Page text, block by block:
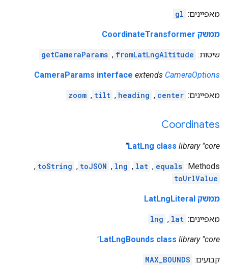
מאפיינים: gl
ממשק CoordinateTransformer
שיטות: fromLatLngAltitude
,
getCameraParams
CameraParams interface extends CameraOptions
מאפיינים: center
,
heading
,
tilt
,
zoom
Coordinates
LatLng class library "core"
Methods:
equals
,
lat
,
lng
,
toJSON
,
toString
,
toUrlValue
ממשק LatLngLiteral
מאפיינים: lat
,
lng
LatLngBounds class library "core"
קבועים: MAX_BOUNDS